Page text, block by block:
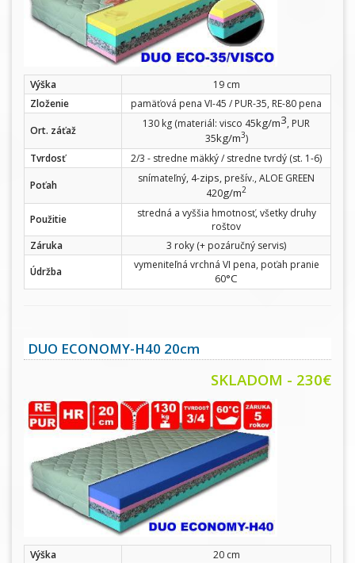
Výška
19 cm
Zloženie
pamäťová pena VI-45 / PUR-35, RE-80 pena
Ort. záťaž
130 kg (materiál: visco 45kg/m3, PUR
35kg/m3)
Tvrdosť
2/3 - stredne mäkký / stredne tvrdý (st. 1-6)
Poťah
snímateľný, 4-zips, prešív., ALOE GREEN
420g/m2
Použitie
stredná a vyššia hmotnosť, všetky druhy
roštov
Záruka
3 roky (+ pozáručný servis)
Údržba
vymeniteľná vrchná VI pena, poťah pranie
60°C
DUO ECONOMY-H40 20cm
SKLADOM - 230€
Výška
20 cm